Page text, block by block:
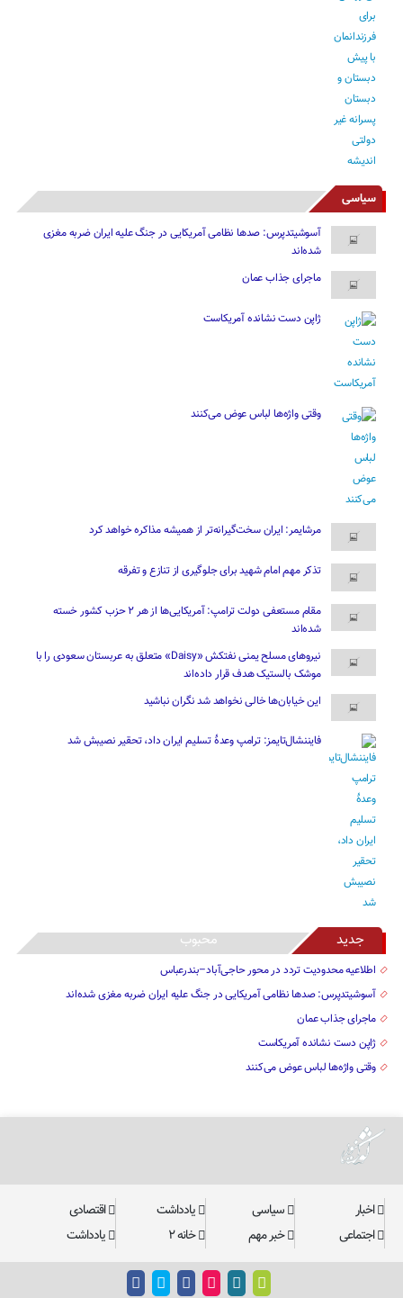
سیاسی
آسوشیتدپرس: صدها نظامی آمریکایی در جنگ علیه ایران ضربه مغزی
شده‌اند
ماجرای جذاب عمان
ژاپن دست نشانده آمریکاست
وقتی واژه‌ها لباس عوض می‌کنند
مرشایمر: ایران سخت‌گیرانه‌تر از همیشه مذاکره خواهد کرد
تذکر مهم امام شهید برای جلوگیری از تنازع و تفرقه
مقام مستعفی دولت ترامپ: آمریکایی‌ها از هر ۲ حزب کشور خسته
شده‌اند
نیروهای مسلح یمنی نفتکش «Daisy» متعلق به عربستان سعودی را با
موشک بالستیک هدف قرار داده‌اند
این خیابان‌ها خالی نخواهد شد نگران نباشید
فایننشال‌تایمز: ترامپ وعدۀ تسلیم ایران داد، تحقیر نصیبش شد
جدید محبوب
اطلاعیه محدودیت تردد در محور حاجی‌آباد–بندرعباس
آسوشیتدپرس: صدها نظامی آمریکایی در جنگ علیه ایران ضربه مغزی شده‌اند
ماجرای جذاب عمان
ژاپن دست نشانده آمریکاست
وقتی واژه‌ها لباس عوض می‌کنند
اخبار سیاسی یادداشت
اقتصادی
اجتماعی
خبر مهم خانه ۲ یادداشت